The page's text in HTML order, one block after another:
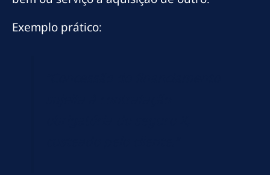
Exemplo prático: